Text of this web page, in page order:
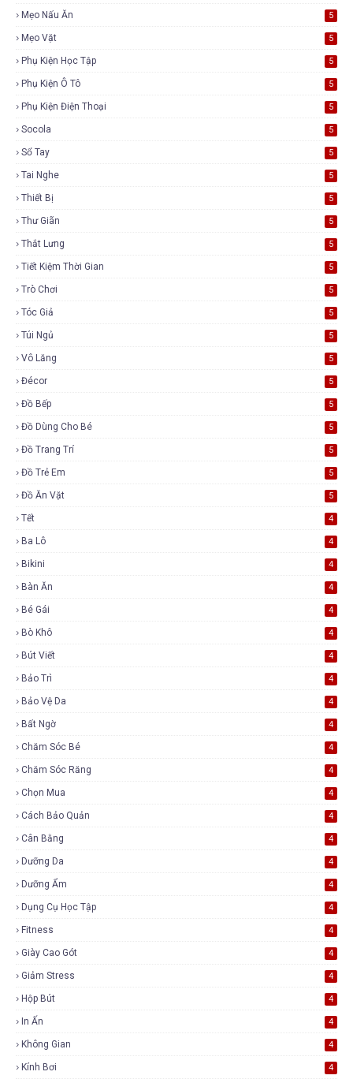
Mẹo Nấu Ăn 5
Mẹo Vặt 5
Phụ Kiện Học Tập 5
Phụ Kiện Ô Tô 5
Phụ Kiện Điện Thoại 5
Socola 5
Sổ Tay 5
Tai Nghe 5
Thiết Bị 5
Thư Giãn 5
Thắt Lưng 5
Tiết Kiệm Thời Gian 5
Trò Chơi 5
Tóc Giả 5
Túi Ngủ 5
Vô Lăng 5
Đécor 5
Đồ Bếp 5
Đồ Dùng Cho Bé 5
Đồ Trang Trí 5
Đồ Trẻ Em 5
Đồ Ăn Vặt 5
Tết 4
Ba Lô 4
Bikini 4
Bàn Ăn 4
Bé Gái 4
Bò Khô 4
Bút Viết 4
Bảo Trì 4
Bảo Vệ Da 4
Bất Ngờ 4
Chăm Sóc Bé 4
Chăm Sóc Răng 4
Chọn Mua 4
Cách Bảo Quản 4
Cân Bằng 4
Dưỡng Da 4
Dưỡng Ẩm 4
Dụng Cụ Học Tập 4
Fitness 4
Giày Cao Gót 4
Giảm Stress 4
Hộp Bút 4
In Ấn 4
Không Gian 4
Kính Bơi 4